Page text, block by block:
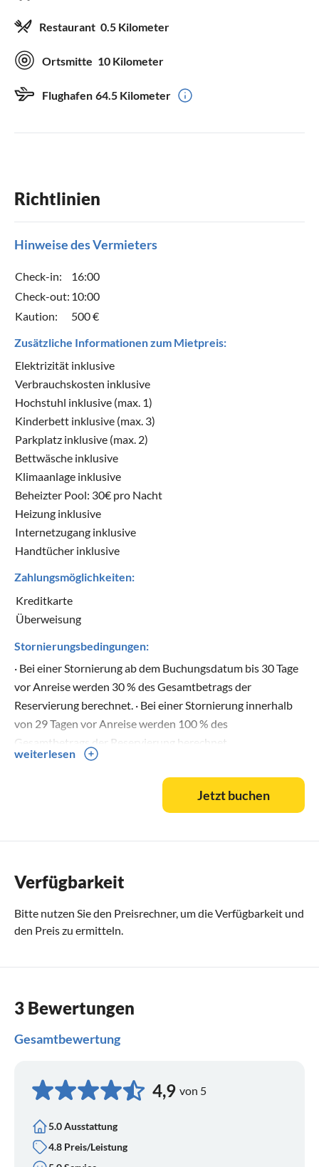
Restaurant 0.5 Kilometer
Ortsmitte 10 Kilometer
Flughafen 64.5 Kilometer
Richtlinien
Hinweise des Vermieters
Check-in:
16:00
Check-out: 10:00
Kaution:
500 €
Zusätzliche Informationen zum Mietpreis:
Elektrizität inklusive
Verbrauchskosten inklusive
Hochstuhl inklusive (max. 1)
Kinderbett inklusive (max. 3)
Parkplatz inklusive (max. 2)
Bettwäsche inklusive
Klimaanlage inklusive
Beheizter Pool: 30€ pro Nacht
Heizung inklusive
Internetzugang inklusive
Handtücher inklusive
Zahlungsmöglichkeiten:
Kreditkarte
Überweisung
Stornierungsbedingungen:
· Bei einer Stornierung ab dem Buchungsdatum bis 30 Tage
vor Anreise werden 30 % des Gesamtbetrags der
Reservierung berechnet. · Bei einer Stornierung innerhalb
von 29 Tagen vor Anreise werden 100 % des
Gesamtbetrags der Reservierung berechnet.
weiterlesen
Jetzt buchen
Verfügbarkeit
Bitte nutzen Sie den Preisrechner, um die Verfügbarkeit und
den Preis zu ermitteln.
3 Bewertungen
Gesamtbewertung
4,9 von 5
5.0 Ausstattung
4.8 Preis/Leistung